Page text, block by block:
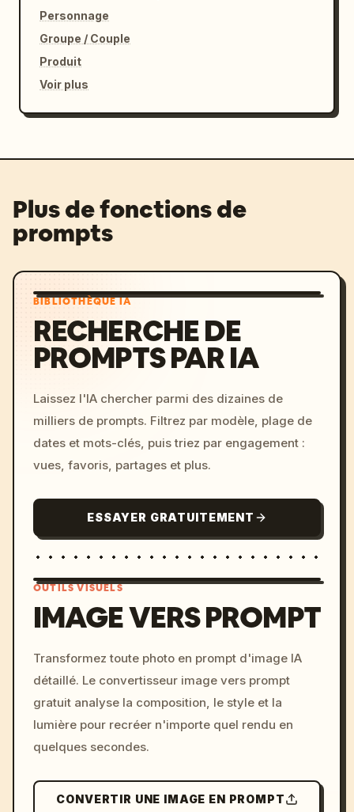
Personnage
Groupe / Couple
Produit
Voir plus
Plus de fonctions de
prompts
BIBLIOTHÈQUE IA
RECHERCHE DE
PROMPTS PAR IA
Laissez l'IA chercher parmi des dizaines de
milliers de prompts. Filtrez par modèle, plage de
dates et mots-clés, puis triez par engagement :
vues, favoris, partages et plus.
ESSAYER GRATUITEMENT
c, cyberpunk sunset, neon
colors, 8k --v 6.0
OUTILS VISUELS
IMAGE VERS PROMPT
Transformez toute photo en prompt d'image IA
détaillé. Le convertisseur image vers prompt
gratuit analyse la composition, le style et la
lumière pour recréer n'importe quel rendu en
quelques secondes.
CONVERTIR UNE IMAGE EN PROMPT